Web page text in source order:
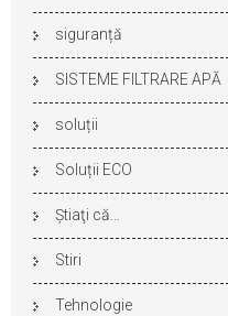
siguranță
SISTEME FILTRARE APĂ
soluții
Soluții ECO
Ştiaţi că…
Stiri
Tehnologie